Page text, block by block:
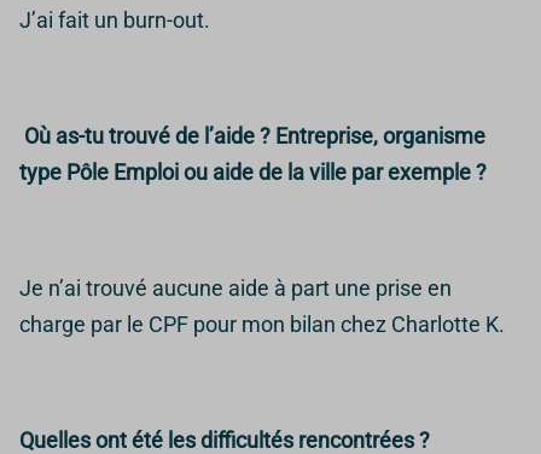
J’ai fait un burn-out.
Où as-tu trouvé de l’aide ? Entreprise, organisme
type Pôle Emploi ou aide de la ville par exemple ?
Je n’ai trouvé aucune aide à part une prise en
charge par le CPF pour mon bilan chez Charlotte K.
Quelles ont été les difficultés rencontrées ?